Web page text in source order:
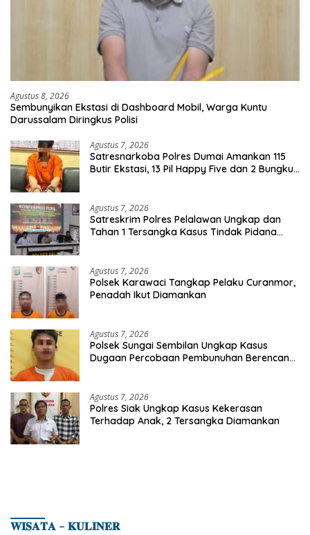
Agustus 8, 2026
Sembunyikan Ekstasi di Dashboard Mobil, Warga Kuntu
Darussalam Diringkus Polisi
Agustus 7, 2026
Satresnarkoba Polres Dumai Amankan 115
Butir Ekstasi, 13 Pil Happy Five dan 2 Bungkus
Agustus 7, 2026
Satreskrim Polres Pelalawan Ungkap dan
Tahan 1 Tersangka Kasus Tindak Pidana
Agustus 7, 2026
Polsek Karawaci Tangkap Pelaku Curanmor,
Penadah Ikut Diamankan
Agustus 7, 2026
Polsek Sungai Sembilan Ungkap Kasus
Dugaan Percobaan Pembunuhan Berencana,
Agustus 7, 2026
Polres Siak Ungkap Kasus Kekerasan
Terhadap Anak, 2 Tersangka Diamankan
𝐖𝐈𝐒𝐀𝐓𝐀 – 𝐊𝐔𝐋𝐈𝐍𝐄𝐑